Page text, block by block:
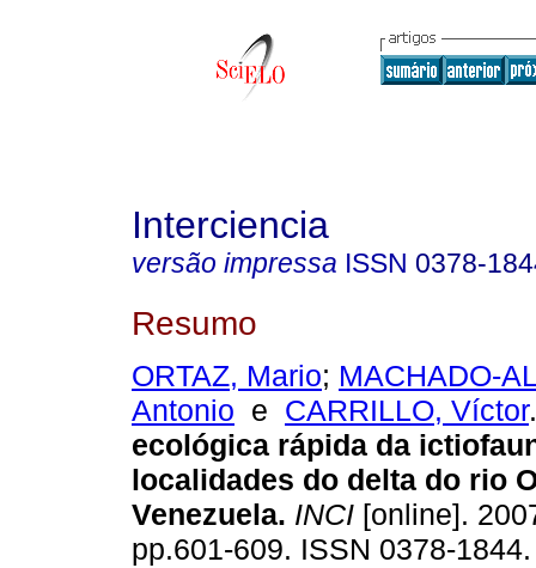
Interciencia
versão impressa ISSN 0378-
Resumo
ORTAZ, Mario; MACHADO-
Antonio e CARRILLO, Víctor.
ecológica rápida da
localidades do delta do rio
Venezuela. INCI [online].
pp.601-609. ISSN 0378-1844.